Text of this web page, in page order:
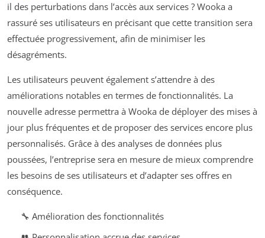
il des perturbations dans l’accès aux services ? Wooka a
rassuré ses utilisateurs en précisant que cette transition sera
effectuée progressivement, afin de minimiser les
désagréments.
Les utilisateurs peuvent également s’attendre à des
améliorations notables en termes de fonctionnalités. La
nouvelle adresse permettra à Wooka de déployer des mises à
jour plus fréquentes et de proposer des services encore plus
personnalisés. Grâce à des analyses de données plus
poussées, l’entreprise sera en mesure de mieux comprendre
les besoins de ses utilisateurs et d’adapter ses offres en
conséquence.
🔧 Amélioration des fonctionnalités